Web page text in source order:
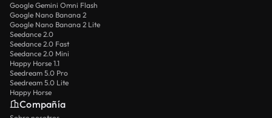
Google Gemini Omni Flash
Google Nano Banana 2
Google Nano Banana 2 Lite
Seedance 2.0
Seedance 2.0 Fast
Seedance 2.0 Mini
Happy Horse 1.1
Seedream 5.0 Pro
Seedream 5.0 Lite
Happy Horse
Compañía